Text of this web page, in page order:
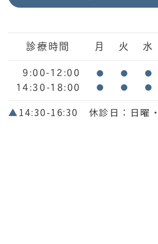
診療時間 月 火 水
9:00-12:00 ● ● ●
14:30-18:00 ● ● ●
▲14:30-16:30 休診日：日曜